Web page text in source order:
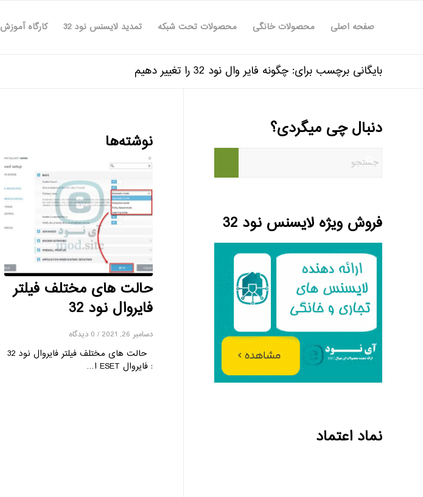
صفحه اصلی محصولات خانگی محصولات تحت شبکه تمدید لایسنس نود 32 کارگاه آموزش
بایگانی برچسب برای: چگونه فایر وال نود 32 را تغییر دهیم
نوشته‌ها
حالت های مختلف فیلتر
فایروال نود 32
دسامبر 26, 2021 / 0 دیدگاه
حالت های مختلف فیلتر فایروال نود 32
: فایروال ESET ا…
دنبال چی میگردی؟
فروش ویژه لایسنس نود 32
نماد اعتماد